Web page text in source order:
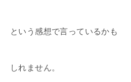
という感想で言っているかも
しれません。